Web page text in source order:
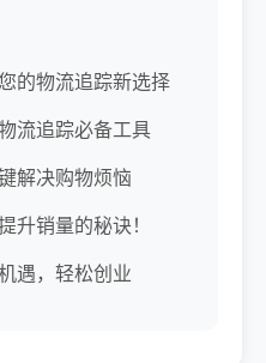
的物流追踪新选择
流追踪必备工具
解决购物烦恼
升销量的秘诀！
遇，轻松创业